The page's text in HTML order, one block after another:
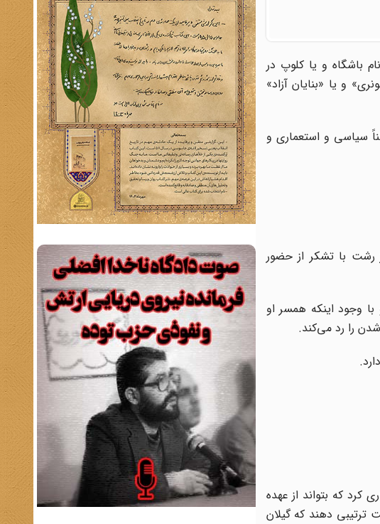
باشگاه و یا کلوپ در
و یا «بنایان آزاد»
سیاسی و استعماری و
رشت با تشکر از حضور
وجود اینکه همسر او
را رد می‌کند.
کرد که بتواند از عهده
ترتیبی دهند که گیلان